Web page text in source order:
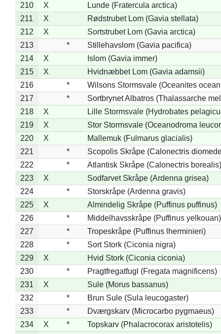
210
X
Lunde (Fratercula arctica)
211
X
Rødstrubet Lom (Gavia stellata)
212
X
Sortstrubet Lom (Gavia arctica)
213
*
Stillehavslom (Gavia pacifica)
214
X
Islom (Gavia immer)
215
X
Hvidnæbbet Lom (Gavia adamsii)
216
*
Wilsons Stormsvale (Oceanites
217
*
Sortbrynet Albatros (Thalassarche
218
X
Lille Stormsvale (Hydrobates
219
X
Stor Stormsvale (Oceanodroma
220
X
Mallemuk (Fulmarus glacialis)
221
*
Scopolis Skråpe (Calonectris
222
*
Atlantisk Skråpe (Calonectris borealis)
223
X
Sodfarvet Skråpe (Ardenna grisea)
224
*
Storskråpe (Ardenna gravis)
225
X
Almindelig Skråpe (Puffinus puffinus)
226
*
Middelhavsskråpe (Puffinus yelkouan)
227
*
Tropeskråpe (Puffinus lherminieri)
228
*
Sort Stork (Ciconia nigra)
229
X
Hvid Stork (Ciconia ciconia)
230
*
Pragtfregatfugl (Fregata magnificens)
231
X
Sule (Morus bassanus)
232
*
Brun Sule (Sula leucogaster)
233
*
Dværgskarv (Microcarbo pygmaeus)
234
X *
Topskarv (Phalacrocorax aristotelis)